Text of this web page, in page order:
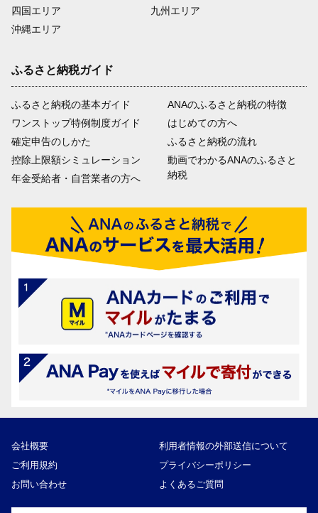
四国エリア
沖縄エリア
九州エリア
ふるさと納税ガイド
ふるさと納税の基本ガイド
ワンストップ特例制度ガイド
確定申告のしかた
控除上限額シミュレーション
年金受給者・自営業者の方へ
ANAのふるさと納税の特徴
はじめての方へ
ふるさと納税の流れ
動画でわかるANAのふるさと
納税
会社概要
利用者情報の外部送信について
ご利用規約
プライバシーポリシー
お問い合わせ
よくあるご質問